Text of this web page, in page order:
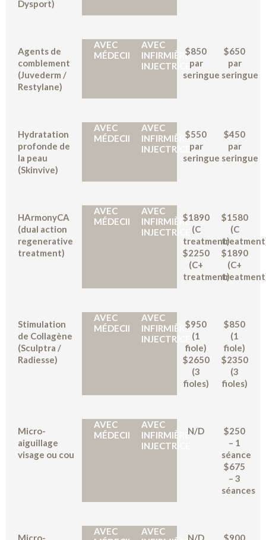
Dysport)
Agents de
comblement
(Juvederm /
Restylane)
AVEC
MÉDECIN
AVEC
INFIRMIÈRE
INJECTRICE
$850
par
seringue
$650
par
seringue
Hydratation
profonde de
la peau
(Skinvive)
AVEC
MÉDECIN
AVEC
INFIRMIÈRE
INJECTRICE
$550
par
seringue
$450
par
seringue
HArmonyCA
(dual action
regenerative
treatment)
AVEC
MÉDECIN
AVEC
INFIRMIÈRE
INJECTRICE
$1890
(C
treatment)
$2250
(C+
treatment)
$1580
(C
$1890
(C+
Stimulation
de Collagène
(Sculptra /
Radiesse)
AVEC
MÉDECIN
AVEC
INFIRMIÈRE
INJECTRICE
$950
(1
fiole)
$2650
(3
fioles)
$850
(1
fiole)
$2350
(3
fioles)
Micro-
aiguillage
visage ou cou
AVEC
MÉDECIN
AVEC
INFIRMIÈRE
INJECTRICE
N/D
$250
– 1
séance
$675
– 3
séances
Micro-
AVEC
AVEC
N/D $900